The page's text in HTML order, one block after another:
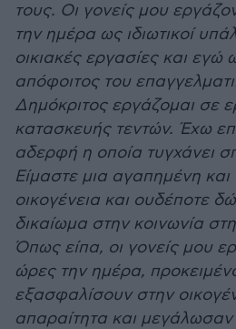
τους. Οι γονείς μου
την ημέρα ως ιδιωτικοί
οικιακές εργασίες και εγώ
απόφοιτος του
Δημόκριτος εργάζομαι σε
κατασκευής τεντών. Έχω
αδερφή η οποία τυγχάνει
Είμαστε μια αγαπημένη
οικογένεια και ουδέποτε
δικαίωμα στην κοινωνία
Όπως είπα, οι γονείς μου
ώρες την ημέρα,
εξασφαλίσουν στην
απαραίτητα και μεγάλωσαν